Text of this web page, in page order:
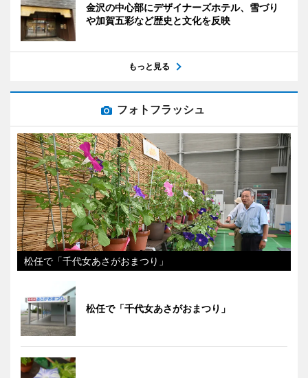
金沢の中心部にデザイナーズホテル、雪づり
や加賀五彩など歴史と文化を反映
もっと見る
フォトフラッシュ
松任で「千代女あさがおまつり」
松任で「千代女あさがおまつり」